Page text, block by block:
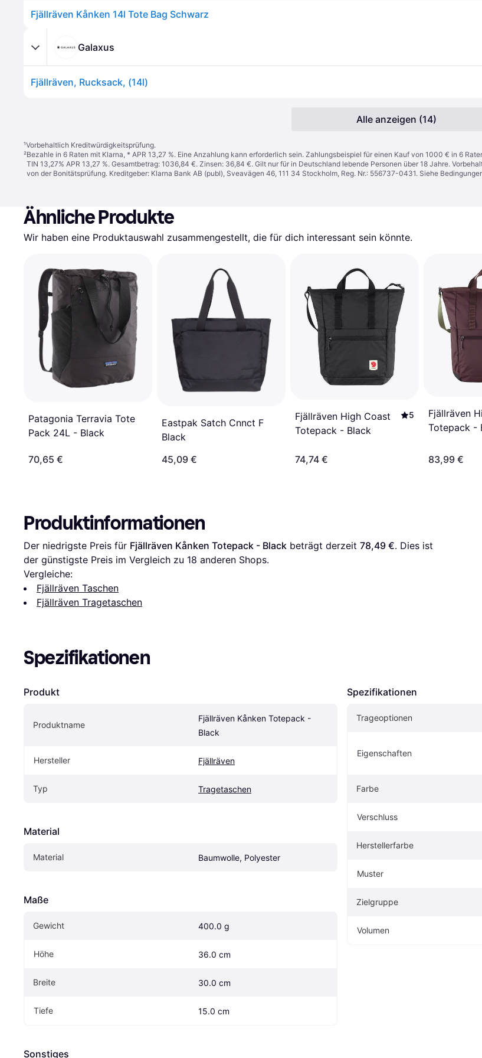
Fjällräven Kånken 14l Tote Bag Schwarz
Galaxus
Fjällräven, Rucksack, (14l)
Alle anzeigen (14)
¹Vorbehaltlich Kreditwürdigkeitsprüfung.
²Bezahle in 6 Raten mit Klarna, * APR 13,27 %. Eine Anzahlung kann erforderlich sein. Zahlungsbeispiel für einen Kauf von 1000 € in 6
TIN 13,27% APR 13,27 %. Gesamtbetrag: 1036,84 €. Zinsen: 36,84 €. Gilt nur für in Deutschland lebende Personen über 18 Jahre.
von der Bonitätsprüfung. Kreditgeber: Klarna Bank AB (publ), Sveavägen 46, 111 34 Stockholm, Reg. Nr.: 556737-0431. Siehe
Ähnliche Produkte
Wir haben eine Produktauswahl zusammengestellt, die für dich interessant sein könnte.
Patagonia Terravia Tote
Pack 24L - Black
70,65 €
Eastpak Satch Cnnct F
Black
45,09 €
Fjällräven High Coast
Totepack - Black
5
74,74 €
Fjällräven
Totepack -
83,99 €
Produktinformationen
Der niedrigste Preis für Fjällräven Kånken Totepack - Black beträgt derzeit 78,49 €. Dies ist
der günstigste Preis im Vergleich zu 18 anderen Shops.
Vergleiche:
Fjällräven Taschen
Fjällräven Tragetaschen
Spezifikationen
Produkt
Produktname
Fjällräven Kånken Totepack -
Black
Hersteller Fjällräven
Typ Tragetaschen
Material
Material Baumwolle, Polyester
Maße
Gewicht 400.0 g
Höhe 36.0 cm
Breite 30.0 cm
Tiefe 15.0 cm
Sonstiges
Spezifikationen
Trageoptionen
Eigenschaften
Farbe
Verschluss
Herstellerfarbe
Muster
Zielgruppe
Volumen